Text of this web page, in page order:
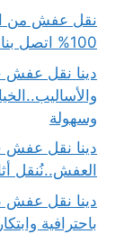
100% اتصل بنا اليوم
دينا نقل عفش
وسهولة
دينا نقل
العفش..نُنقل
دينا نقل عفش
باحترافية